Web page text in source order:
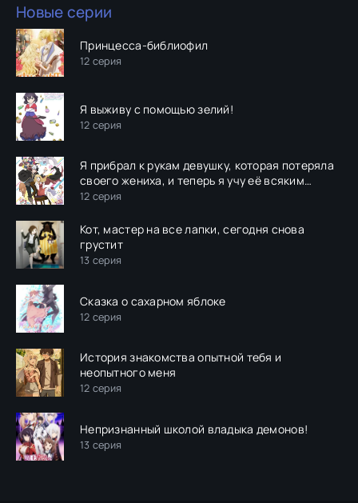
Новые серии
Принцесса-библиофил
12 серия
Я выживу с помощью зелий!
12 серия
Я прибрал к рукам девушку, которая потеряла
своего жениха, и теперь я учу её всяким
плохим вещам
12 серия
Кот, мастер на все лапки, сегодня снова
грустит
13 серия
Сказка о сахарном яблоке
12 серия
История знакомства опытной тебя и
неопытного меня
12 серия
Непризнанный школой владыка демонов!
13 серия